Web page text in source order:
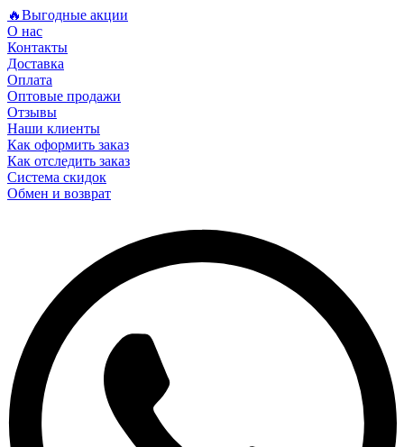
🔥Выгодные акции
О нас
Контакты
Доставка
Оплата
Оптовые продажи
Отзывы
Наши клиенты
Как оформить заказ
Как отследить заказ
Система скидок
Обмен и возврат